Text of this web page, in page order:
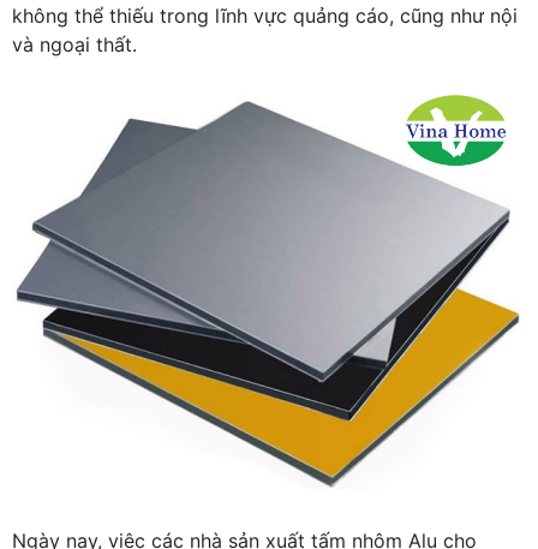
không thể thiếu trong lĩnh vực quảng cáo, cũng như nội
và ngoại thất.
Ngày nay, việc các nhà sản xuất tấm nhôm Alu cho